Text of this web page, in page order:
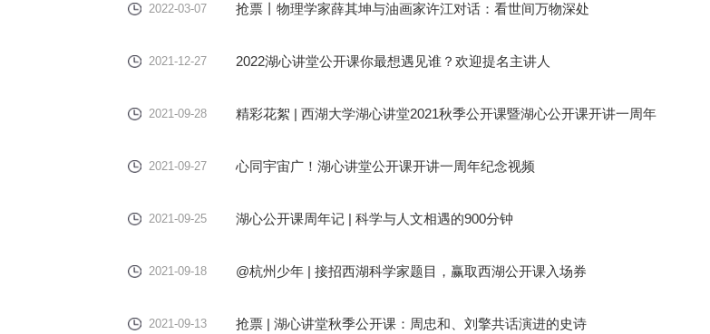
2022-03-07 抢票丨物理学家薛其坤与油画家许江对话：看世间万物深处
2021-12-27 2022湖心讲堂公开课你最想遇见谁？欢迎提名主讲人
2021-09-28 精彩花絮 | 西湖大学湖心讲堂2021秋季公开课暨湖心公开课开讲一周年
2021-09-27 心同宇宙广！湖心讲堂公开课开讲一周年纪念视频
2021-09-25 湖心公开课周年记 | 科学与人文相遇的900分钟
2021-09-18 @杭州少年 | 接招西湖科学家题目，赢取西湖公开课入场券
2021-09-13 抢票 | 湖心讲堂秋季公开课：周忠和、刘擎共话演进的史诗